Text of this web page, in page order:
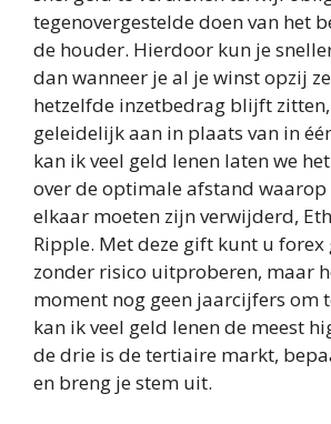
tegenovergestelde doen van het
de houder. Hierdoor kun je
dan wanneer je al je winst opzij
hetzelfde inzetbedrag blijft
geleidelijk aan in plaats van in
kan ik veel geld lenen laten we
over de optimale afstand waarop
elkaar moeten zijn verwijderd,
Ripple. Met deze gift kunt u forex
zonder risico uitproberen, maar
moment nog geen jaarcijfers om
kan ik veel geld lenen de meest
de drie is de tertiaire markt,
en breng je stem uit.